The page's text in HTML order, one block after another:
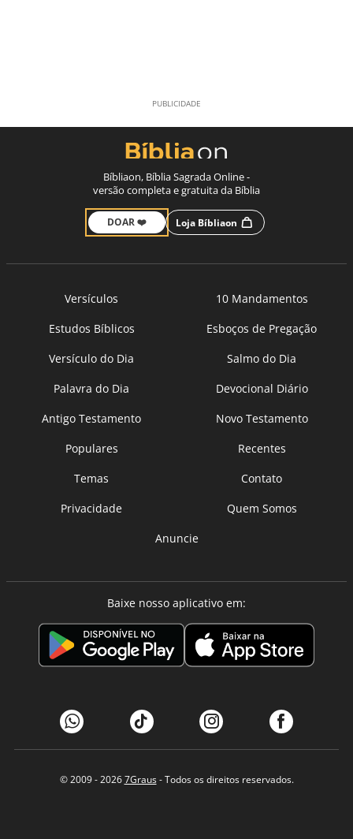
Bíbliaon, Bíblia Sagrada Online -
versão completa e gratuita da Bíblia
DOAR ❤️ Loja Bíbliaon
Versículos
10 Mandamentos
Estudos Bíblicos
Esboços de Pregação
Versículo do Dia
Salmo do Dia
Palavra do Dia
Devocional Diário
Antigo Testamento
Novo Testamento
Populares
Recentes
Temas
Contato
Privacidade
Quem Somos
Anuncie
Baixe nosso aplicativo em:
© 2009 - 20267Graus- Todos os direitos reservados.